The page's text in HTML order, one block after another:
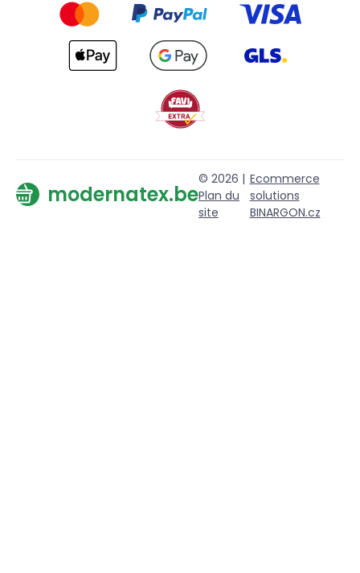
modernatex.be
© 2026 |
Plan du
site
Ecommerce
solutions
BINARGON.cz